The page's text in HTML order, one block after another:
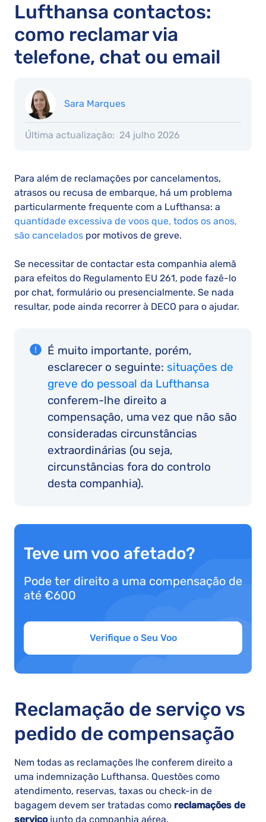
Lufthansa contactos:
como reclamar via
telefone, chat ou email
Sara Marques
Última actualização: 24 julho 2026
Para além de reclamações por cancelamentos,
atrasos ou recusa de embarque, há um problema
particularmente frequente com a Lufthansa: a
quantidade excessiva de voos que, todos os anos,
são cancelados por motivos de greve.
Se necessitar de contactar esta companhia alemã
para efeitos do Regulamento EU 261, pode fazê-lo
por chat, formulário ou presencialmente. Se nada
resultar, pode ainda recorrer à DECO para o ajudar.
É muito importante, porém,
esclarecer o seguinte: situações de
greve do pessoal da Lufthansa
conferem-lhe direito a
compensação, uma vez que não são
consideradas circunstâncias
extraordinárias (ou seja,
circunstâncias fora do controlo
desta companhia).
Teve um voo afetado?
Pode ter direito a uma compensação de
até €600
Verifique o Seu Voo
Reclamação de serviço vs
pedido de compensação
Nem todas as reclamações lhe conferem direito a
uma indemnização Lufthansa. Questões como
atendimento, reservas, taxas ou check-in de
bagagem devem ser tratadas como reclamações de
serviçojunto da companhia aérea.